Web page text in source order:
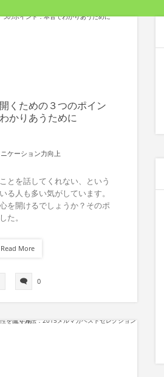
くための３つのポイン
かりあうために
ケーション力向上
とを話してくれない、という
る人も多い気がしています。
を開けるでしょうか？そのポ
た。
Read More
0